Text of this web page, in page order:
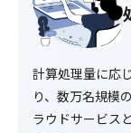
計算処理量に応
り、数万名規模
ラウドサービス